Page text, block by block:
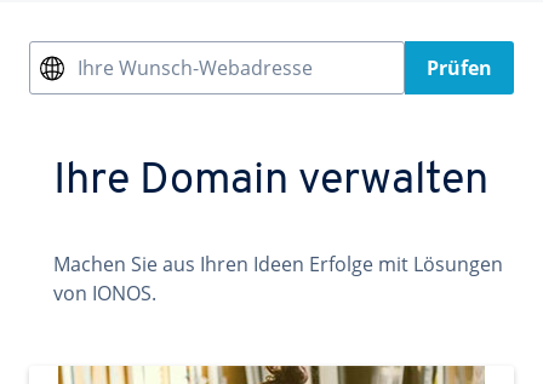
Ihre Wunsch-Webadresse Prüfen
Ihre Domain verwalten
Machen Sie aus Ihren Ideen Erfolge mit Lösungen
von IONOS.